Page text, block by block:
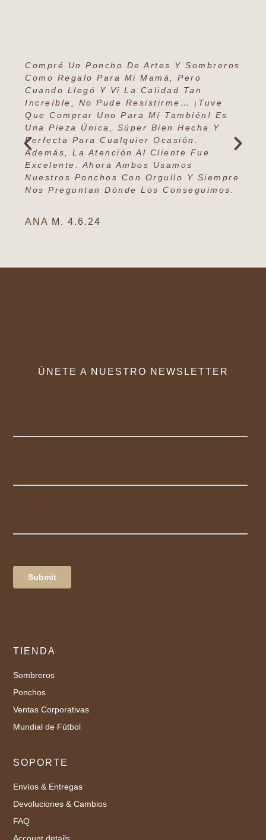
Compré Un Poncho De Artes Y Sombreros
Como Regalo Para Mi Mamá, Pero
Cuando Llegó Y Vi La Calidad Tan
Increíble, No Pude Resistirme… ¡Tuve
Que Comprar Uno Para Mí También! Es
Una Pieza Única, Súper Bien Hecha Y
Perfecta Para Cualquier Ocasión.
Además, La Atención Al Cliente Fue
Excelente. Ahora Ambos Usamos
Nuestros Ponchos Con Orgullo Y Siempre
Nos Preguntan Dónde Los Conseguimos.
ANA M. 4.6.24
ÚNETE A NUESTRO NEWSLETTER
TIENDA
Sombreros
Ponchos
Ventas Corporativas
Mundial de Fútbol
SOPORTE
Envíos & Entregas
Devoluciones & Cambios
FAQ